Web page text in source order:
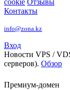
cookie Отзывы
Контакты
info@zona.kz
Вход
Новости VPS /
серверов). Обзор
Премиум-домен